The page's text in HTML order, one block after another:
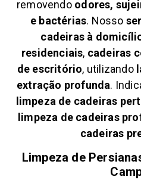
removendoodores,
e bactérias. Nosso
cadeiras à
residenciais, cadeiras
de escritório, utilizando
extração profunda.
limpeza de cadeiras
limpeza de cadeiras
cadeiras
Limpeza de